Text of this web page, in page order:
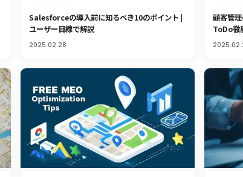
Salesforceの導入前に知るべき10のポイント |
ユーザー目線で解説
2025.02.28
顧客管
ToDo徹